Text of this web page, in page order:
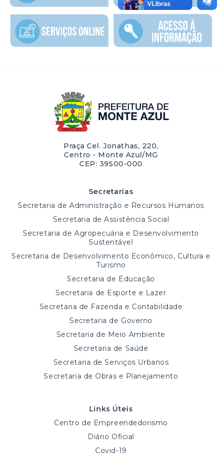
Praça Cel. Jonathas, 220,
Centro - Monte Azul/MG
CEP: 39500-000
Secretarias
Secretaria de Administração e Recursos Humanos
Secretaria de Assistência Social
Secretaria de Agropecuária e Desenvolvimento
Sustentável
Secretaria de Desenvolvimento Econômico, Cultura e
Turismo
Secretaria de Educação
Secretaria de Esporte e Lazer
Secretaria de Fazenda e Contabilidade
Secretaria de Governo
Secretaria de Meio Ambiente
Secretaria de Saúde
Secretaria de Serviços Urbanos
Secretaria de Obras e Planejamento
Links Úteis
Centro de Empreendedorismo
Diário Oficial
Covid-19